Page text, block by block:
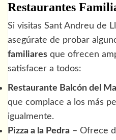
Restaurantes
Si visitas Sant Andreu de
asegúrate de probar
familiares que ofrecen
satisfacer a todos:
Restaurante Balcón del
que complace a los más
igualmente.
Pizza a la Pedra – Ofrece